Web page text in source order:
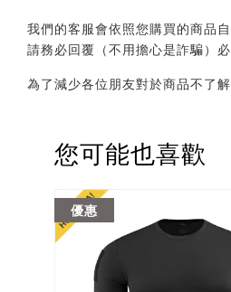
我們的客服會依照您購買的商品
請務必回覆（不用擔心是詐騙）
為了減少各位朋友對於商品不了
您可能也喜歡
優惠